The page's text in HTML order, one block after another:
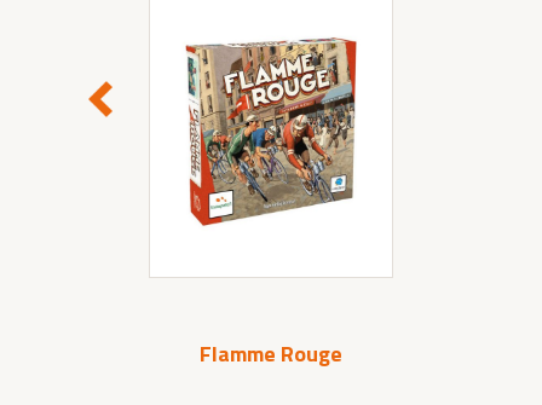
Flamme Rouge